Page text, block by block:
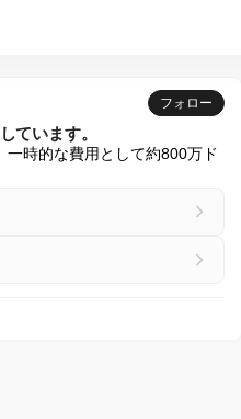
フォロー
ています。
時的な費用として約800万ド